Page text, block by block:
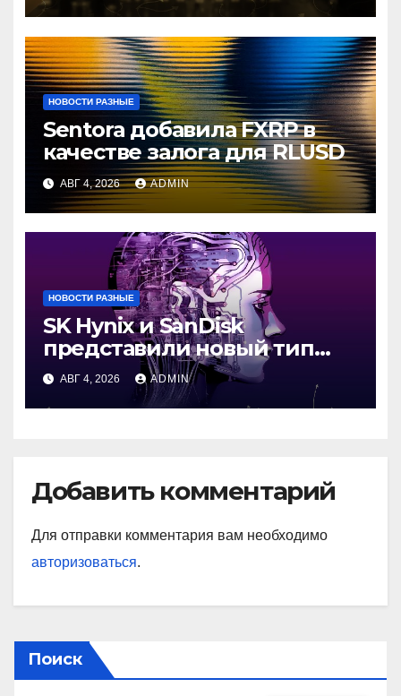
НОВОСТИ РАЗНЫЕ
Sentora добавила FXRP в
качестве залога для RLUSD
АВГ 4, 2026 ADMIN
НОВОСТИ РАЗНЫЕ
SK Hynix и SanDisk
представили новый тип
промежуточной памяти
АВГ 4, 2026 ADMIN
Добавить комментарий
Для отправки комментария вам необходимо
авторизоваться.
Поиск